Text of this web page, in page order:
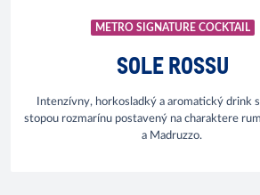
METRO SIGNATURE COCKTAIL
SOLE ROSSU
Intenzívny, horkosladký a aromatický drink
stopou rozmarínu postavený na charaktere
a Madruzzo.